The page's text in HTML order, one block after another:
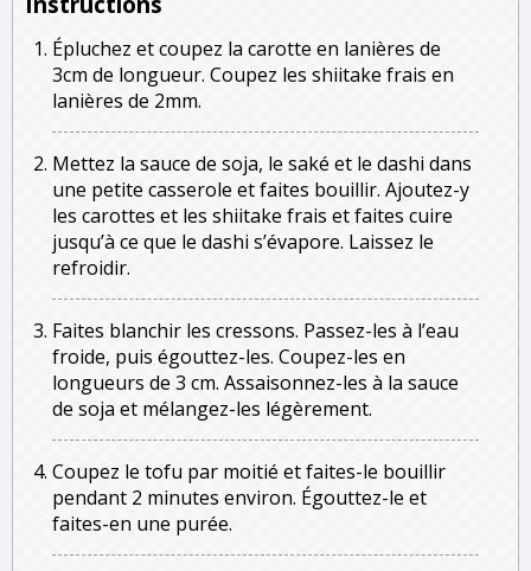
Épluchez et coupez la carotte en lanières de
3cm de longueur. Coupez les shiitake frais en
lanières de 2mm.
Mettez la sauce de soja, le saké et le dashi dans
une petite casserole et faites bouillir. Ajoutez-y
les carottes et les shiitake frais et faites cuire
jusqu’à ce que le dashi s’évapore. Laissez le
refroidir.
Faites blanchir les cressons. Passez-les à l’eau
froide, puis égouttez-les. Coupez-les en
longueurs de 3 cm. Assaisonnez-les à la sauce
de soja et mélangez-les légèrement.
Coupez le tofu par moitié et faites-le bouillir
pendant 2 minutes environ. Égouttez-le et
faites-en une purée.